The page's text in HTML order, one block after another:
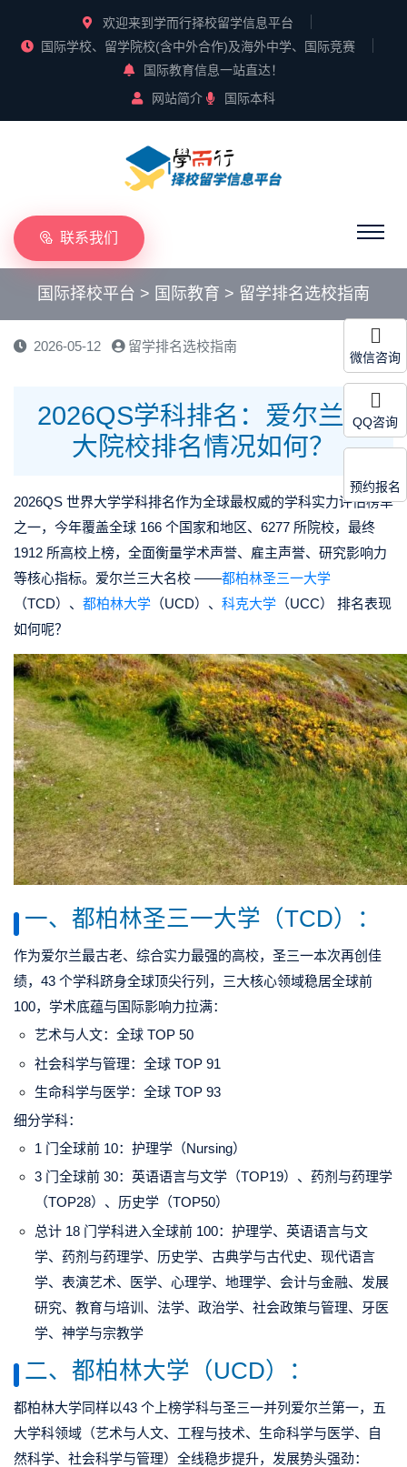
欢迎来到学而行择校留学信息平台
国际学校、留学院校(含中外合作)及海外中学、国际竞赛
国际教育信息一站直达！
网站简介
国际本科
联系我们
国际择校平台 > 国际教育 > 留学排名选校指南
2026-05-12 留学排名选校指南
2026QS学科排名：爱尔兰三
大院校排名情况如何？
2026QS 世界大学学科排名作为全球最权威的学科实力评估榜单
之一，今年覆盖全球 166 个国家和地区、6277 所院校，最终
1912 所高校上榜，全面衡量学术声誉、雇主声誉、研究影响力
等核心指标。爱尔兰三大名校 ——都柏林圣三一大学
（TCD）、 都柏林大学 （UCD）、 科克大学 （UCC） 排名表现
如何呢？
一、都柏林圣三一大学（TCD）：
作为爱尔兰最古老、综合实力最强的高校，圣三一本次再创佳
绩，43 个学科跻身全球顶尖行列，三大核心领域稳居全球前
100，学术底蕴与国际影响力拉满：
艺术与人文：全球 TOP 50
社会科学与管理：全球 TOP 91
生命科学与医学：全球 TOP 93
细分学科：
1 门全球前 10： 护理学（Nursing）
3 门全球前 30：英语语言与文学（TOP19）、 药剂与药理学
（TOP28）、历史学（TOP50）
总计 18 门学科进入全球前 100：护理学、英语语言与文
学、药剂与药理学、历史学、古典学与古代史、现代语言
学、表演艺术、医学、心理学、地理学、会计与金融、发展
研究、教育与培训、法学、政治学、 社会政策与管理、牙医
学、神学与宗教学
二、都柏林大学（UCD）：
都柏林大学同样以43 个上榜学科与圣三一并列爱尔兰第一，五
大学科领域（艺术与人文、工程与技术、生命科学与医学、自
然科学、社会科学与管理）全线稳步提升，发展势头强劲：
微信咨询
QQ咨询
预约报名